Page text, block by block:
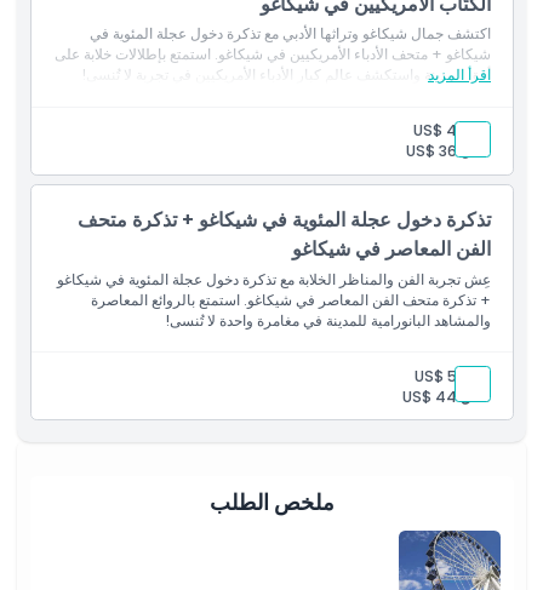
اكتشف جمال شيكاغو وتراثها الأدبي مع تذكرة دخول عجلة المئوية في
شيكاغو + متحف الأدباء الأمريكيين في شيكاغو. استمتع بإطلالات خلابة على
أفق المدينة واستكشف عالم كبار الأدباء الأمريكيين في تجربة لا تُنسى!
اقرأ المزيد
بالغ:
US$ 40
طفل:US$ 36
تذكرة دخول عجلة المئوية في شيكاغو + تذكرة متحف
الفن المعاصر في شيكاغو
عِش تجربة الفن والمناظر الخلابة مع تذكرة دخول عجلة المئوية في شيكاغو
+ تذكرة متحف الفن المعاصر في شيكاغو. استمتع بالروائع المعاصرة
والمشاهد البانورامية للمدينة في مغامرة واحدة لا تُنسى!
بالغ:
US$ 50
طفل:US$ 44
ملخص الطلب